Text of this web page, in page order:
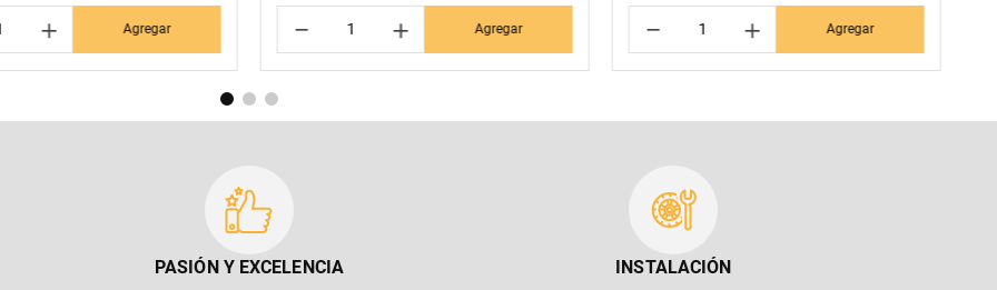
＋ Agregar ＋
－ Agregar ＋
－ Agregar
PASIÓN Y EXCELENCIA INSTALACIÓN